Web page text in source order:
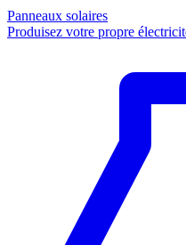
Panneaux solaires
Produisez votre propre